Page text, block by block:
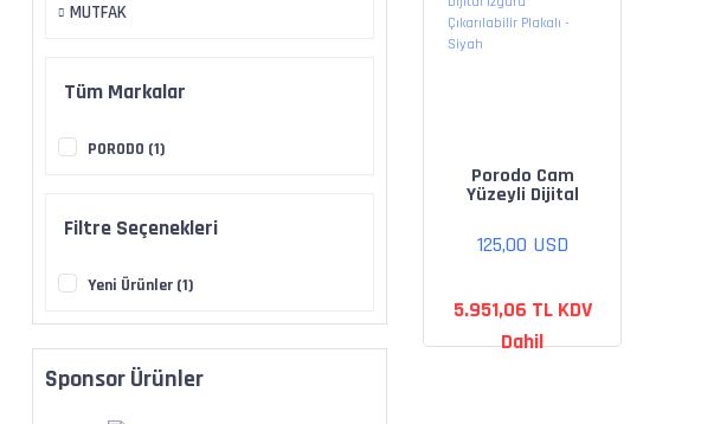
MUTFAK
Tüm Markalar
PORODO (1)
Filtre Seçenekleri
Yeni Ürünler (1)
Sponsor Ürünler
Porodo Cam
Yüzeyli Dijital
Çıkarılabilir
Plakalı - Siyah
125,00 USD
5.951,06 TL KDV
Dahil